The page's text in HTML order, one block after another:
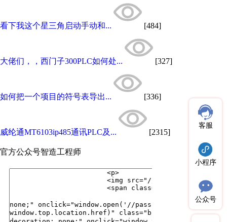
看下我这个星三角启动手动和... [484]
大佬们，，西门子300PLC如何处... [327]
如何把一个项目的符号表导出... [336]
威纶通MT6103ip485通讯PLC及... [2315]
官方公众号智造工程师
客服
小程序
公众号